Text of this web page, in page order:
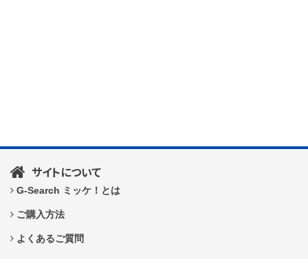
サイトについて
G-Search ミッケ！とは
ご購入方法
よくあるご質問